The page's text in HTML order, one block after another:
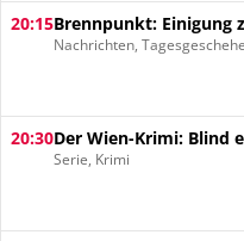
20:15Brennpunkt: Einigung
Nachrichten,
20:30Der Wien-Krimi: Blind
Serie, Krimi